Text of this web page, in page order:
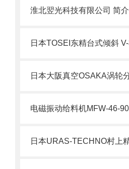
淮北翌光科技有限公司 简介